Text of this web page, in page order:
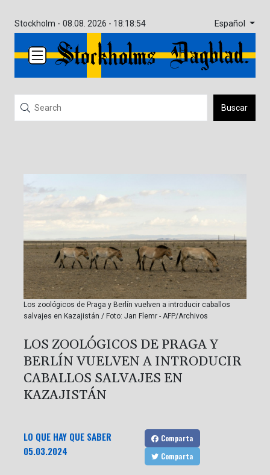
Stockholm - 08.08. 2026 - 18:18:54 Español
Buscar
Los zoológicos de Praga y Berlín vuelven a introducir caballos
salvajes en Kazajistán / Foto: Jan Flemr - AFP/Archivos
LOS ZOOLÓGICOS DE PRAGA Y
BERLÍN VUELVEN A INTRODUCIR
CABALLOS SALVAJES EN
KAZAJISTÁN
LO QUE HAY QUE SABER
05.03.2024
Comparta
Comparta